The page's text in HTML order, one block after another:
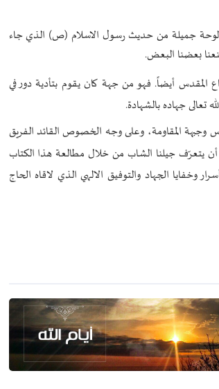
لوحة جميلة من حديث رسول الاسلام (ص) الذي جاء
بعضنا البعض.
المقدس أيضاً. فهو من جهة كان يقوم بتأدية دور في
جهاده بالشهادة.
وجبهة المقاومة، وعلى وجه الخصوص القائد الفريق
أن يتعرّف جيلنا الشاب من خلال مطالعة هذا الكتاب
وخفايا الجهاد والتوفيق الالهي الذي لاقاه الحاج